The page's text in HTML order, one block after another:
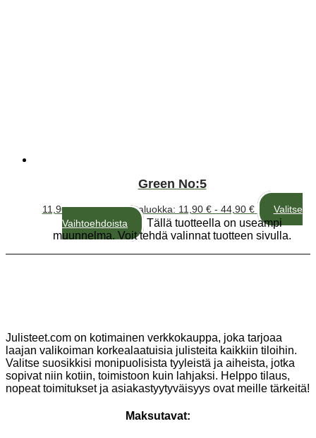
Green No:5
11,90€ – 44,90€Hintaluokka: 11,90 € - 44,90 €
Valitse
Vaihtoehdoista
Tällä tuotteella on useampi
muunnelma. Voit tehdä valinnat tuotteen sivulla.
Julisteet.com on kotimainen verkkokauppa, joka tarjoaa
laajan valikoiman korkealaatuisia julisteita kaikkiin tiloihin.
Valitse suosikkisi monipuolisista tyyleistä ja aiheista, jotka
sopivat niin kotiin, toimistoon kuin lahjaksi. Helppo tilaus,
nopeat toimitukset ja asiakastyytyväisyys ovat meille tärkeitä!
Maksutavat: